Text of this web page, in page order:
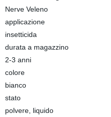
Nerve Veleno
applicazione
insetticida
durata a magazzino
2-3 anni
colore
bianco
stato
polvere, liquido